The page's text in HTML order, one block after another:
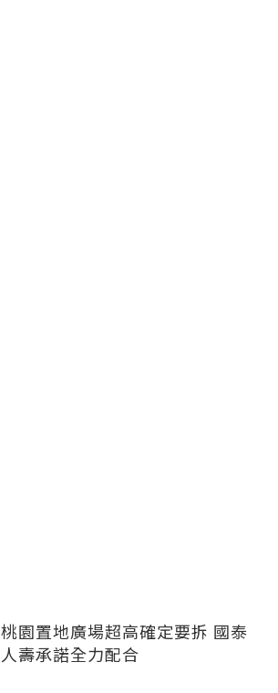
桃園置地廣場超高確定要拆 國泰
人壽承諾全力配合